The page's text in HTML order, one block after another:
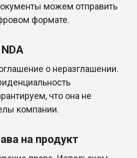
можем отправить
формате.
о неразглашении.
что она не
компании.
на продукт